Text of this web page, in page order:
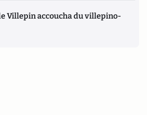
Villepin accoucha du villepino-